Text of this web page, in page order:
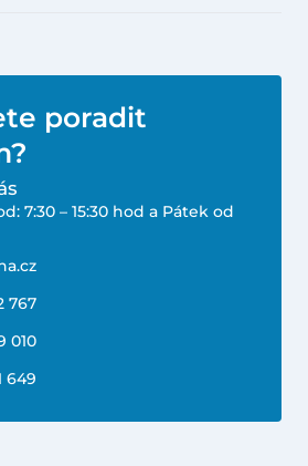
poradit
7:30 – 15:30 hod a Pátek od
767
010
649